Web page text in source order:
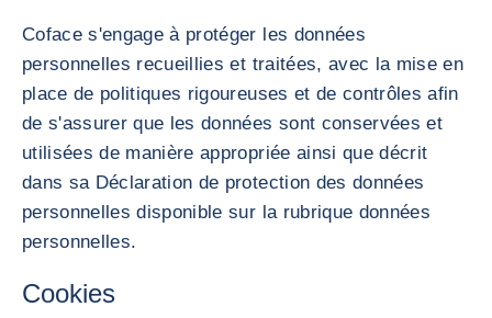
Coface s'engage à protéger les données
personnelles recueillies et traitées, avec la mise en
place de politiques rigoureuses et de contrôles afin
de s'assurer que les données sont conservées et
utilisées de manière appropriée ainsi que décrit
dans sa Déclaration de protection des données
personnelles disponible sur la rubrique données
personnelles.
Cookies